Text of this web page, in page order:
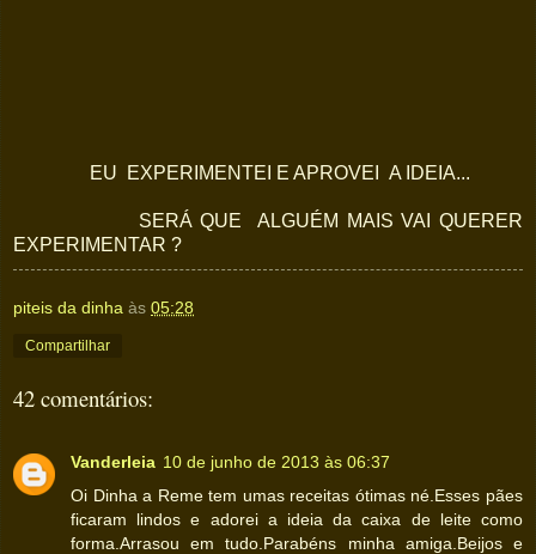
EU EXPERIMENTEI E APROVEI A IDEIA...
SERÁ QUE ALGUÉM MAIS VAI QUERER
EXPERIMENTAR ?
piteis da dinha às 05:28
Compartilhar
42 comentários:
Vanderleia 10 de junho de 2013 às 06:37
Oi Dinha a Reme tem umas receitas ótimas né.Esses pães
ficaram lindos e adorei a ideia da caixa de leite como
forma.Arrasou em tudo.Parabéns minha amiga.Beijos e